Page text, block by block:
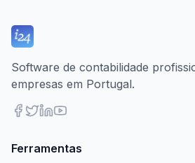
Software de contabilidade
empresas em Portugal.
Ferramentas